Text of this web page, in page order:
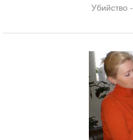
Убийство